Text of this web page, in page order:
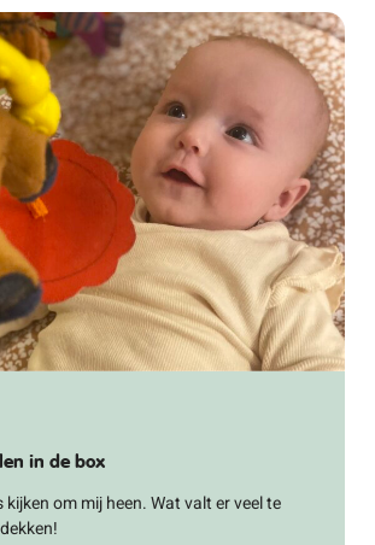
in de box
kijken om mij heen. Wat valt er veel te